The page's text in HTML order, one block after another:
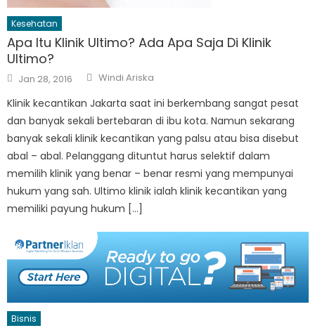
Kesehatan
Apa Itu Klinik Ultimo? Ada Apa Saja Di Klinik
Ultimo?
Posted
on
Jan 28, 2016 Author
Windi Ariska
Klinik kecantikan Jakarta saat ini berkembang sangat pesat
dan banyak sekali bertebaran di ibu kota. Namun sekarang
banyak sekali klinik kecantikan yang palsu atau bisa disebut
abal – abal. Pelanggang dituntut harus selektif dalam
memilih klinik yang benar – benar resmi yang mempunyai
hukum yang sah. Ultimo klinik ialah klinik kecantikan yang
memiliki payung hukum […]
Bisnis